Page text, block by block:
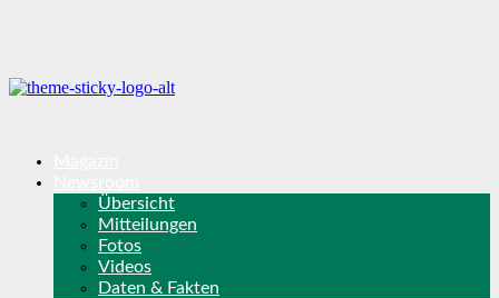
Übersicht
Mitteilungen
Fotos
Videos
Daten & Fakten